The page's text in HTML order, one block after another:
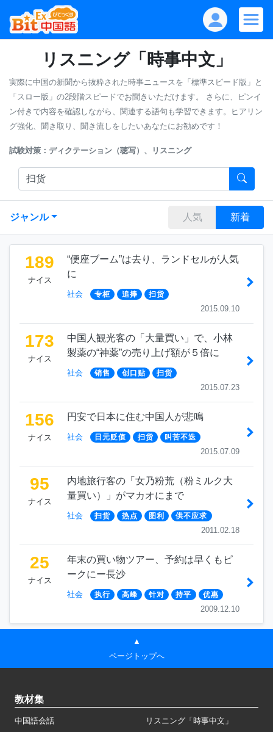
リスニング「時事中文」
実際に中国の新聞から抜粋された時事ニュースを「標準スピード版」と
「スロー版」の2段階スピードでお聞きいただけます。
さらに、ピンイ
ン付きで内容を確認しながら、関連する語句も学習できます。ヒアリン
グ強化、聞き取り、聞き流しをしたいあなたにお勧めです！
試験対策：ディクテーション（聴写）、リスニング
ジャンル 人気 新着
189
ナイス
“便座ブーム”は去り、ランドセルが人気
に
社会 专柜 追捧 扫货
2015.09.10
173
ナイス
中国人観光客の「大量買い」で、小林
製薬の“神薬”の売り上げ額が５倍に
社会 销售 创口贴 扫货
2015.07.23
156
ナイス
円安で日本に住む中国人が悲鳴
社会 日元贬值 扫货 叫苦不迭
2015.07.09
95
ナイス
内地旅行客の「女乃粉荒（粉ミルク大
量買い）」がマカオにまで
社会 扫货 热点 图利 供不应求
2011.02.18
25
ナイス
年末の買い物ツアー、予約は早くもピ
ークにー長沙
社会 执行 高峰 针对 持平 优惠
2009.12.10
▲
ページトップへ
教材集
中国語会話
リスニング「時事中文」